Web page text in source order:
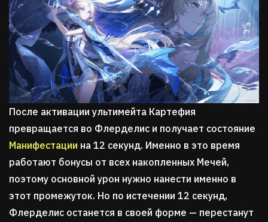
После активации ультимейта Картефия
превращается во Флерделис и получает состояние
Манифестации на 12 секунд. Именно в это время
работают бонусы от всех накопленных Мечей,
поэтому основной урон нужно нанести именно в
этот промежуток. Но по истечении 12 секунд,
Флерделис останется в своей форме — перестанут